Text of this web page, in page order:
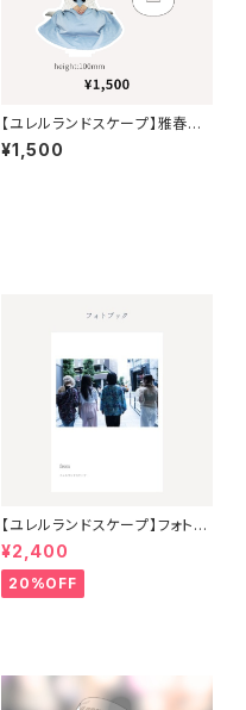
【ユレルランドスケープ】雅春奈・
アクリルスタンド
¥1,500
【ユレルランドスケープ】フォトブ
ック
¥2,400
20%OFF